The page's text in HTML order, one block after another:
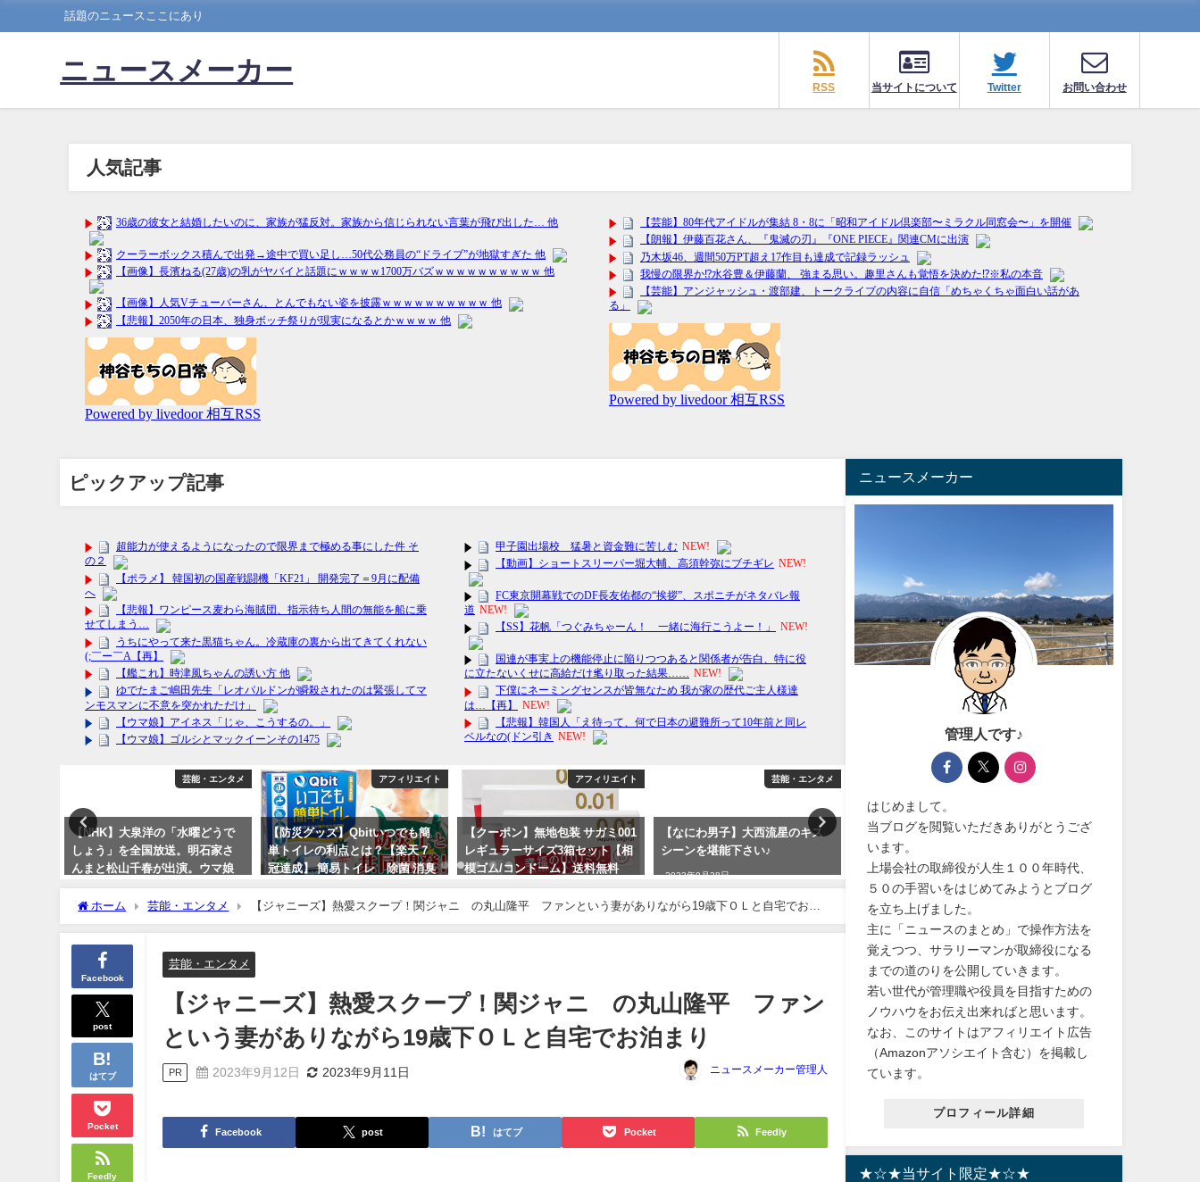
話題のニュースここにあり
ニュースメーカー
RSS 当サイトについて Twitter お問い合わせ
人気記事
ピックアップ記事
芸能・エンタメ
【NHK】大泉洋の「水曜どうで
しょう」を全国放送。明石家さ
んまと松山千春が出演。ウマ娘
も意識か？
2023年10月9日
アフィリエイト
【防災グッズ】Qbitいつでも簡
単トイレの利点とは？【楽天７
冠達成】 簡易トイレ 除菌 消臭
携帯トイレ 送料無料！地震対策
2024年3月3日
アフィリエイト
【クーポン】無地包装 サガミ001
レギュラーサイズ3箱セット【相
模ゴム/コンドーム】送料無料
芸能・エンタメ
【なにわ男子】大西流星のキス
シーンを堪能下さい♪
2023年9月28日
アフィリエイト
【楽天No1位】北海道産のお得な
生ほたて貝柱どっさり1kg！送料
無料！
2024年2月9日
【 鎧 甲冑】着用可能!! リア
日、端午の節句、インテリ
イベントに最適。武士の末
2024年3月12日
ホーム 芸能・エンタメ
【ジャニーズ】熱愛スクープ！関ジャニ∞の丸山隆平 ファンという妻がありながら19歳下ＯＬと自宅でお泊
まり
Facebook
post
はてブ
Pocket
Feedly
芸能・エンタメ
【ジャニーズ】熱愛スクープ！関ジャニ∞の丸山隆平 ファン
という妻がありながら19歳下ＯＬと自宅でお泊まり
PR 2023年9月12日 2023年9月11日 ニュースメーカー管理人
Facebook post はてブ Pocket Feedly
ニュースメーカー
管理人です♪
はじめまして。
当ブログを閲覧いただきありがとうござ
います。
上場会社の取締役が人生１００年時代、
５０の手習いをはじめてみようとブログ
を立ち上げました。
主に「ニュースのまとめ」で操作方法を
覚えつつ、サラリーマンが取締役になる
までの道のりを公開していきます。
若い世代が管理職や役員を目指すための
ノウハウをお伝え出来ればと思います。
なお、このサイトはアフィリエイト広告
（Amazonアソシエイト含む）を掲載し
ています。
プロフィール詳細
★☆★当サイト限定★☆★